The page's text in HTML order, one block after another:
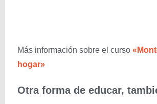
Más información sobre el curso
hogar»
Otra forma de educar,